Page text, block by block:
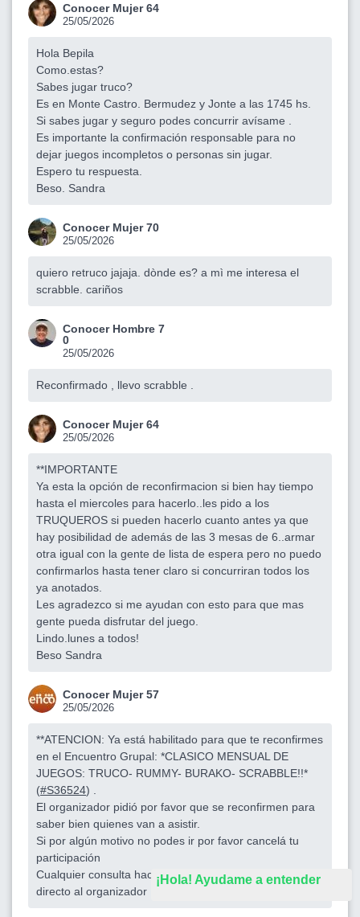
¡Hola! Ayudame a entender
Conocer Mujer 64
25/05/2026
Hola Bepila
Como.estas?
Sabes jugar truco?
Es en Monte Castro. Bermudez y Jonte a las 1745 hs.
Si sabes jugar y seguro podes concurrir avísame .
Es importante la confirmación responsable para no
dejar juegos incompletos o personas sin jugar.
Espero tu respuesta.
Beso. Sandra
Conocer Mujer 70
25/05/2026
quiero retruco jajaja. dònde es? a mì me interesa el
scrabble. cariños
Conocer Hombre 7
0
25/05/2026
Reconfirmado , llevo scrabble .
Conocer Mujer 64
25/05/2026
**IMPORTANTE
Ya esta la opción de reconfirmacion si bien hay tiempo
hasta el miercoles para hacerlo..les pido a los
TRUQUEROS si pueden hacerlo cuanto antes ya que
hay posibilidad de además de las 3 mesas de 6..armar
otra igual con la gente de lista de espera pero no puedo
confirmarlos hasta tener claro si concurriran todos los
ya anotados.
Les agradezco si me ayudan con esto para que mas
gente pueda disfrutar del juego.
Lindo.lunes a todos!
Beso Sandra
Conocer Mujer 57
25/05/2026
**ATENCION: Ya está habilitado para que te reconfirmes
en el Encuentro Grupal: *CLASICO MENSUAL DE
JUEGOS: TRUCO- RUMMY- BURAKO- SCRABBLE!!*
(#S36524) .
El organizador pidió por favor que se reconfirmen para
saber bien quienes van a asistir.
Si por algún motivo no podes ir por favor cancelá tu
participación
Cualquier consulta hacela en el grupo de la salida o
directo al organizador